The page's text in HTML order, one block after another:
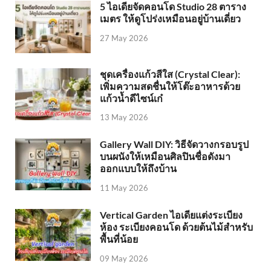
5 ไอเดียจัดคอนโด Studio 28 ตาราง
เมตร ให้ดูโปร่งเหมือนอยู่บ้านเดี่ยว
27 May 2026
ชุดเครื่องแก้วสีใส (Crystal Clear):
เพิ่มความสดชื่นให้โต๊ะอาหารด้วย
แก้วน้ำดีไซน์เก๋
13 May 2026
Gallery Wall DIY: วิธีจัดวางกรอบรูป
บนผนังให้เหมือนศิลปินชื่อดังมา
ออกแบบให้ถึงบ้าน
11 May 2026
Vertical Garden ไอเดียแต่งระเบียง
ห้อง ระเบียงคอนโด ด้วยต้นไม้สำหรับ
พื้นที่น้อย
09 May 2026